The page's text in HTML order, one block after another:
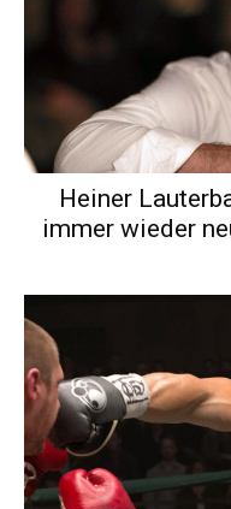
Heiner
immer wieder